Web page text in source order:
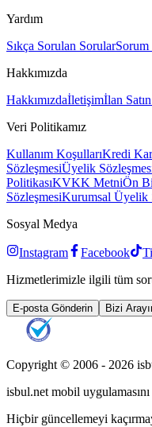
Yardım
Sıkça Sorulan SorularSorum
Hakkımızda
Hakkımızdaİletişimİlan
Veri Politikamız
Kullanım KoşullarıKredi
SözleşmesiÜyelik
PolitikasıKVKK MetniÖn
SözleşmesiKurumsal Üyelik
Sosyal Medya
Instagram Facebook
Hizmetlerimizle ilgili tüm
E-posta Gönderin Bizi
Copyright © 2006 - 2026
isbul.net mobil uygulamasını
Hiçbir güncellemeyi